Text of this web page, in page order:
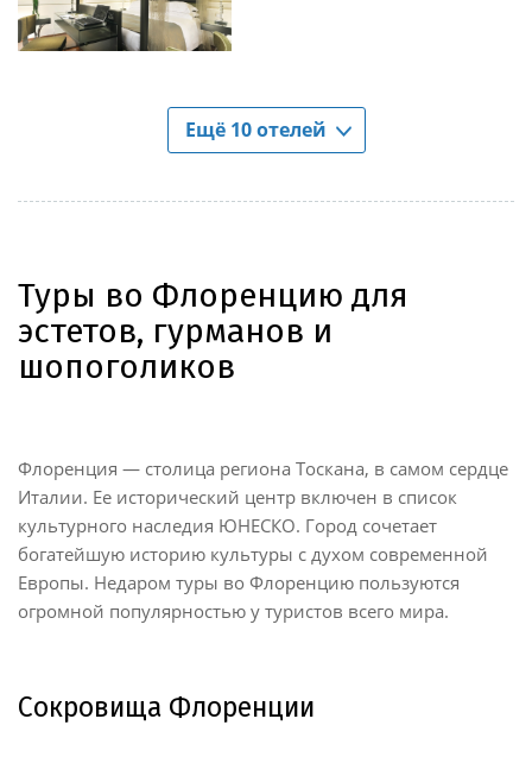
Ещё 10 отелей
Туры во Флоренцию для
эстетов, гурманов и
шопоголиков
Флоренция — столица региона Тоскана, в самом сердце
Италии. Ее исторический центр включен в список
культурного наследия ЮНЕСКО. Город сочетает
богатейшую историю культуры с духом современной
Европы. Недаром туры во Флоренцию пользуются
огромной популярностью у туристов всего мира.
Сокровища Флоренции